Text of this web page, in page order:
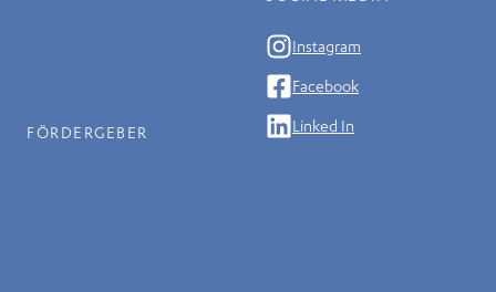
FÖRDERGEBER
Instagram
Facebook
Linked In